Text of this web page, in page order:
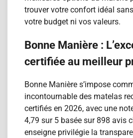
trouver votre confort idéal
votre budget ni vos valeurs.
Bonne Manière :
certifiée au meilleur
Bonne Manière s’impose
incontournable des matelas
certifiés en 2026, avec une
4,79 sur 5 basée sur 898 avis
enseigne privilégie la